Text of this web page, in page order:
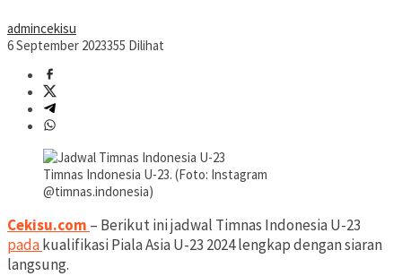
admincekisu
6 September 2023355 Dilihat
Timnas Indonesia U-23. (Foto: Instagram
@timnas.indonesia)
Cekisu.com – Berikut ini jadwal Timnas Indonesia U-23
padakualifikasi Piala Asia U-23 2024 lengkap dengan siaran
langsung.